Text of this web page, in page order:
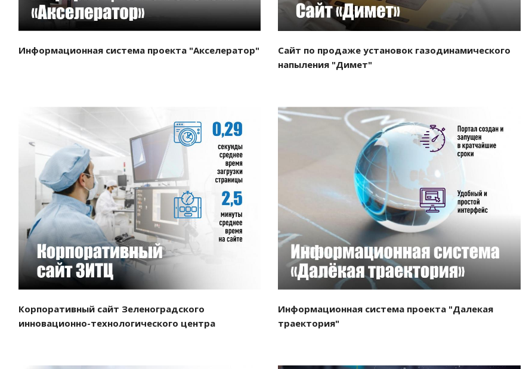
Информационная система проекта "Акселератор"
Сайт по продаже установок газодинамического
напыления "Димет"
Смотреть проект
Корпоративный сайт Зеленоградского
инновационно-технологического центра
Смотреть проект
Информационная система проекта "Далекая
траектория"